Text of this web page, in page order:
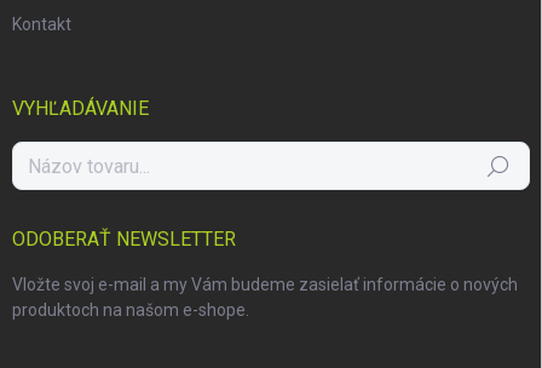
Kontakt
VYHĽADÁVANIE
Hľadať
ODOBERAŤ NEWSLETTER
Vložte svoj e-mail a my Vám budeme zasielať informácie o nových
produktoch na našom e-shope.